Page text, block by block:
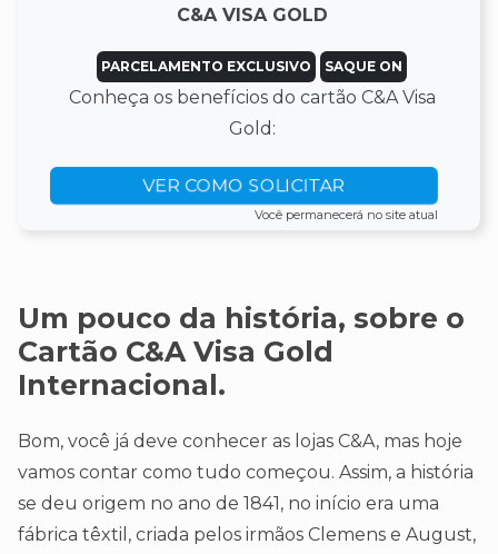
C&A VISA GOLD
PARCELAMENTO EXCLUSIVO SAQUE ON
Conheça os benefícios do cartão C&A Visa
Gold:
VER COMO SOLICITAR
Você permanecerá no site atual
Um pouco da história, sobre o
Cartão C&A Visa Gold
Internacional.
Bom, você já deve conhecer as lojas C&A, mas hoje
vamos contar como tudo começou. Assim, a história
se deu origem no ano de 1841, no início era uma
fábrica têxtil, criada pelos irmãos Clemens e August,